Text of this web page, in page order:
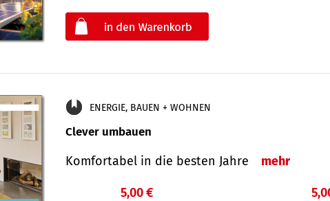
ENERGIE, BAUEN + WOHNEN
Clever umbauen
Komfortabel in die besten Jahre mehr
5,00 €